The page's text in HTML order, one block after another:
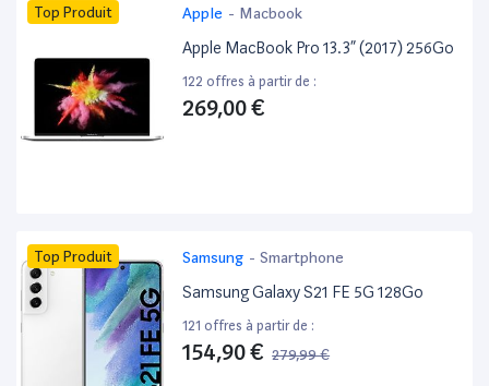
Top Produit Apple - Macbook
Apple MacBook Pro 13.3” (2017) 256Go
122 offres à partir de :
269,00 €
Top Produit Samsung - Smartphone
Samsung Galaxy S21 FE 5G 128Go
121 offres à partir de :
154,90 € 279,99 €